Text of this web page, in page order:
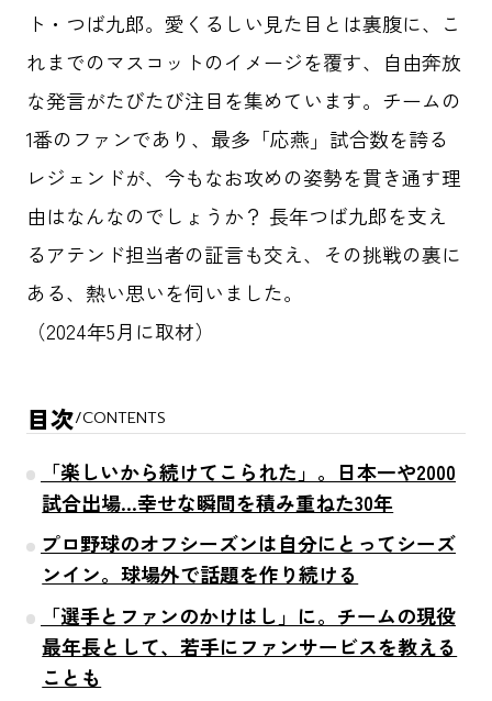
ト・つば九郎。愛くるしい見た目とは裏腹に、こ
れまでのマスコットのイメージを覆す、自由奔放
な発言がたびたび注目を集めています。チームの
1番のファンであり、最多「応燕」試合数を誇る
レジェンドが、今もなお攻めの姿勢を貫き通す理
由はなんなのでしょうか？ 長年つば九郎を支え
るアテンド担当者の証言も交え、その挑戦の裏に
ある、熱い思いを伺いました。
（2024年5月に取材）
目次/CONTENTS
「楽しいから続けてこられた」。日本一や2000
試合出場…幸せな瞬間を積み重ねた30年
プロ野球のオフシーズンは自分にとってシーズ
ンイン。球場外で話題を作り続ける
「選手とファンのかけはし」に。チームの現役
最年長として、若手にファンサービスを教える
ことも